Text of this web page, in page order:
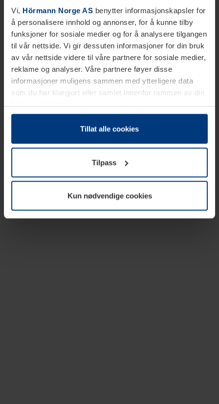
Vi, Hörmann Norge AS benytter informasjonskapsler for
å personalisere innhold og annonser, for å kunne tilby
funksjoner for sosiale medier og for å analysere tilgangen
til vår nettside. Vi gir dessuten informasjoner for din bruk
av vår nettside videre til våre partnere for sosiale medier,
reklame og analyser. Våre partnere føyer disse
informasjoner muligens sammen med ytterligere data
som du har klargjort eller samlet innenfor rammen av din
bruk av tjenestene.
Etter loven kan vi lagre informasjonskapsler på din
datamaskin, hvis disse er absolutt nødvendig for drift av
trenger vi din tillatelse. Du kan når som helst endre eller
tilbakekalle ditt samtykke i forklaringen av
informasjonskapselen på sidenPersonvernerklæringpå
Tillat alle cookies
Tilpass
Kun nødvendige cookies